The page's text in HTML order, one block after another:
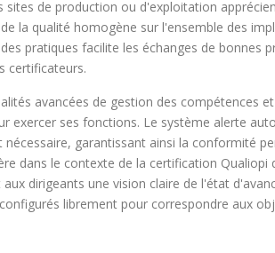
sites de production ou d'exploitation
la qualité homogène sur l'ensemble des
pratiques facilite les échanges de
certificateurs.
avancées de gestion des compétences
exercer ses fonctions. Le système alerte
garantissant ainsi la conformité
dans le contexte de la certification
dirigeants une vision claire de l'état
librement pour correspondre aux